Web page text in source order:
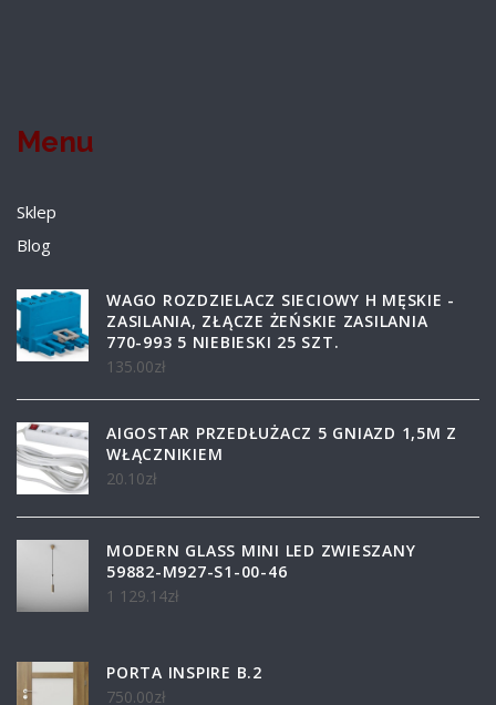
Menu
Sklep
Blog
WAGO ROZDZIELACZ SIECIOWY H MĘSKIE -
ZASILANIA, ZŁĄCZE ŻEŃSKIE ZASILANIA
770-993 5 NIEBIESKI 25 SZT.
135.00zł
AIGOSTAR PRZEDŁUŻACZ 5 GNIAZD 1,5M Z
WŁĄCZNIKIEM
20.10zł
MODERN GLASS MINI LED ZWIESZANY
59882-M927-S1-00-46
1 129.14zł
PORTA INSPIRE B.2
750.00zł